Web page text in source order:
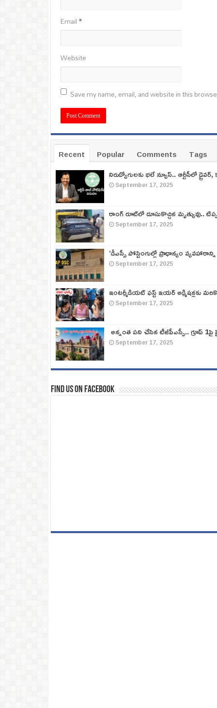
Email*
Website
Save my name, email, and website in this
Recent Popular Comments
Tags
నిరుద్యోగులకు భలే న్యూస్.. ఆర్టీసీలో
September 17, 2025
రాంగ్ రూట్‌లో దూసుకొచ్చిన మృత్యువు..
September 17, 2025
‘డీఎస్సీ పోస్టింగుల్లో ప్రాధాన్యం
September 17, 2025
ఇంటర్మీడియట్ ఫస్ట్‌ ఇయర్‌ అడ్మిషన్లకు
September 17, 2025
అన్నంత పని చేసిన టీజీపీఎస్సీ.. గ్రూప్‌
September 17, 2025
Find us on Facebook